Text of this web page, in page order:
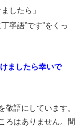
したら」
寧語”です”をくっ
ましたら幸いで
敬語にしています。
ろはありません。間